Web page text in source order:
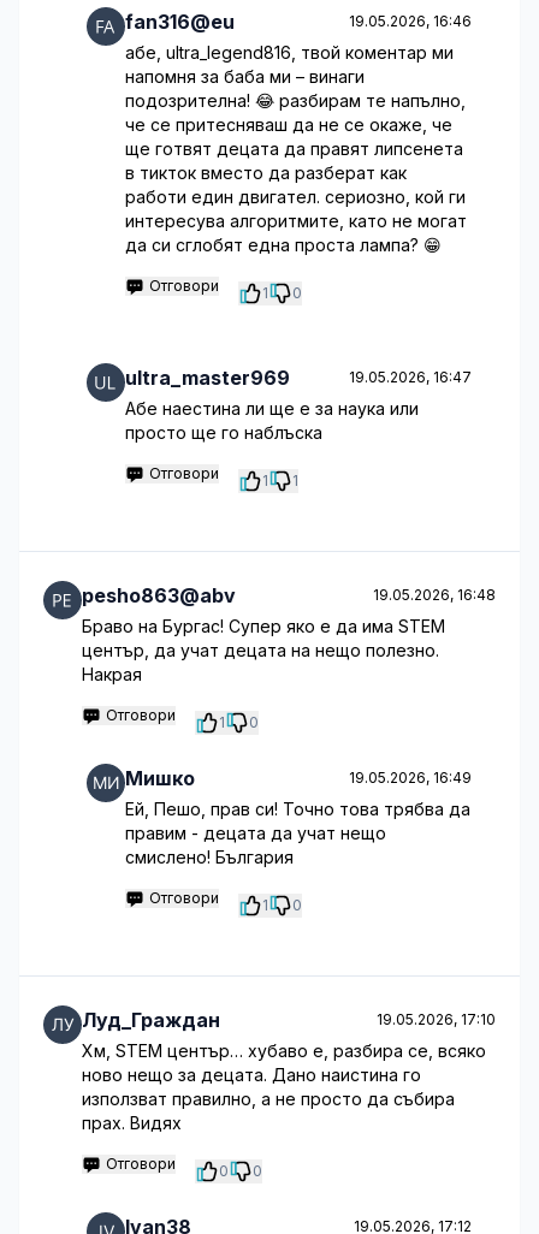
fan316@eu 19.05.2026, 16:46
абе, ultra_legend816, твой коментар ми
напомня за баба ми – винаги
подозрителна! 😂 разбирам те напълно,
че се притесняваш да не се окаже, че
ще готвят децата да правят липсенета
в тикток вместо да разберат как
работи един двигател. сериозно, кой ги
интересува алгоритмите, като не могат
да си сглобят една проста лампа? 😁
Отговори 1 0
ultra_master969 19.05.2026, 16:47
Абе наестина ли ще е за наука или
просто ще го наблъска
Отговори 1 1
pesho863@abv 19.05.2026, 16:48
Браво на Бургас! Супер яко е да има STEM
център, да учат децата на нещо полезно.
Накрая
Отговори 1 0
Мишко 19.05.2026, 16:49
Ей, Пешо, прав си! Точно това трябва да
правим - децата да учат нещо
смислено! България
Отговори 1 0
Луд_Граждан 19.05.2026, 17:10
Хм, STEM център… хубаво е, разбира се, всяко
ново нещо за децата. Дано наистина го
използват правилно, а не просто да събира
прах. Видях
Отговори 0 0
Ivan38 19.05.2026, 17:12